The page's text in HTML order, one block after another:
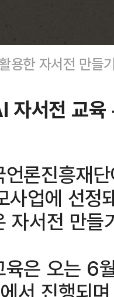
용한 자서전 만들
자서전 교육
언론진흥재
사업에 선정
자서전 만들
육은 오는 6
서 진행되